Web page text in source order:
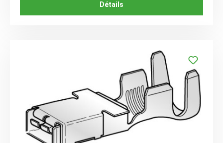
Détails